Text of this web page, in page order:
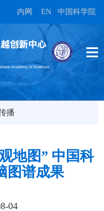
内网 EN 中国科学院
播
地图” 中国科
图谱成果
04